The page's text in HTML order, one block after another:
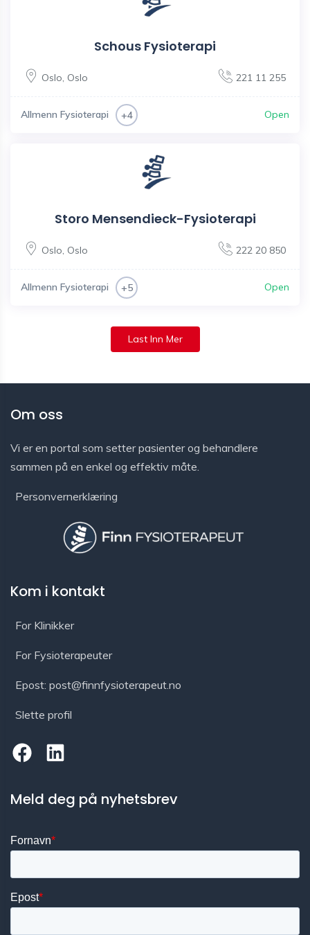
Schous Fysioterapi
Oslo Oslo 221 11 255
Allmenn Fysioterapi +4 Open
Storo Mensendieck-Fysioterapi
Oslo Oslo 222 20 850
Allmenn Fysioterapi +5 Open
Last Inn Mer
Om oss
Vi er en portal som setter pasienter og behandlere
sammen på en enkel og effektiv måte.
Personvernerklæring
Kom i kontakt
For Klinikker
For Fysioterapeuter
Epost: post@finnfysioterapeut.no
Slette profil
Meld deg på nyhetsbrev